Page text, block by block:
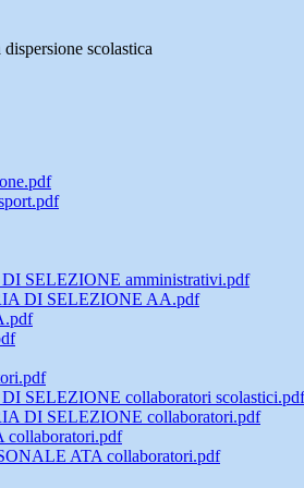
scolastica
SELEZIONE amministrativi.pdf
DI SELEZIONE AA.pdf
SELEZIONE collaboratori scolastici.pdf
DI SELEZIONE collaboratori.pdf
ATA collaboratori.pdf